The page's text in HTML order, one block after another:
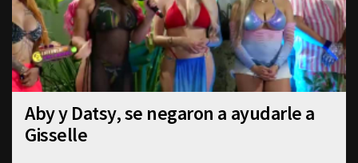
Aby y Datsy, se negaron a ayudarle a
Gisselle